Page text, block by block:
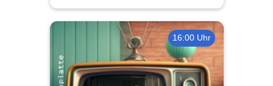
16:00 Uhr